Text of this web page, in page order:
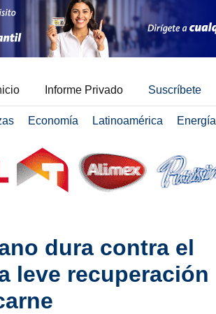
Informe Privado Suscríbete
Economía Latinoamérica Energía
dura contra el
leve recuperación